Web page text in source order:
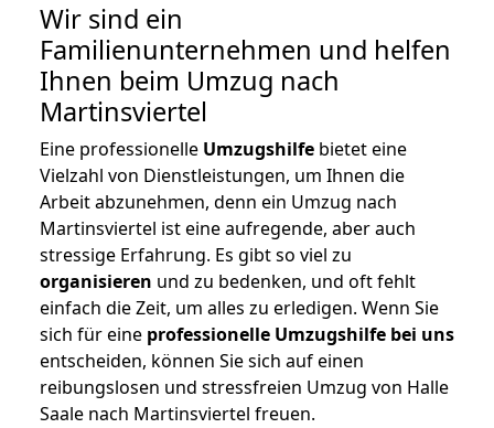
Wir sind ein
Familienunternehmen und helfen
Ihnen beim Umzug nach
Martinsviertel
Eine professionelle Umzugshilfe bietet eine
Vielzahl von Dienstleistungen, um Ihnen die
Arbeit abzunehmen, denn ein Umzug nach
Martinsviertel ist eine aufregende, aber auch
stressige Erfahrung. Es gibt so viel zu
organisieren und zu bedenken, und oft fehlt
einfach die Zeit, um alles zu erledigen. Wenn Sie
sich für eine professionelle Umzugshilfe bei uns
entscheiden, können Sie sich auf einen
reibungslosen und stressfreien Umzug von Halle
Saale nach Martinsviertel freuen.